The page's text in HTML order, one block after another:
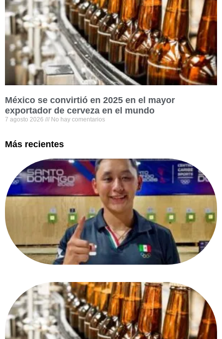
México se convirtió en 2025 en el mayor
exportador de cerveza en el mundo
7 agosto 2026 No hay comentarios
Más recientes